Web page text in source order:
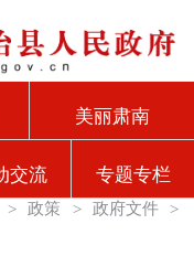
美丽肃南
交流 专题专栏
> 政策 > 政府文件 >